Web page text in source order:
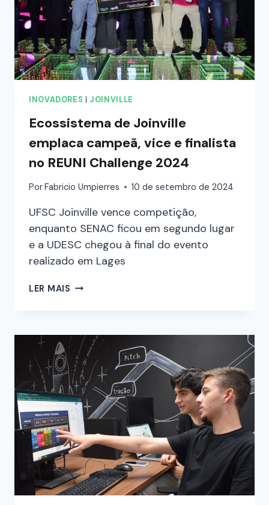
INOVADORES JOINVILLE
Ecossistema de Joinville
emplaca campeã, vice e finalista
no REUNI Challenge 2024
PorFabricio Umpierres 10 de setembro de 2024
UFSC Joinville vence competição,
enquanto SENAC ficou em segundo lugar
e a UDESC chegou à final do evento
realizado em Lages
LER MAIS